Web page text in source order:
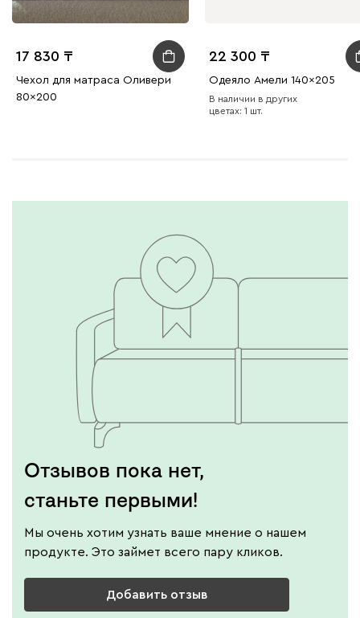
17 830
Чехол для матраса Оливери
80x200
22 300
Одеяло Амели 140x205
В наличии в других
цветах: 1 шт.
Отзывов пока нет,
станьте первыми!
Мы очень хотим узнать ваше мнение о нашем
продукте. Это займет всего пару кликов.
Добавить отзыв